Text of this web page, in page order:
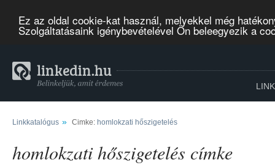
Ez az oldal cookie-kat használ, melyekkel még
Szolgáltatásaink igénybevételével Ön beleegyezik a
Linkkatalógus » Cimke: homlokzati hőszigetelés
homlokzati hőszigetelés címke